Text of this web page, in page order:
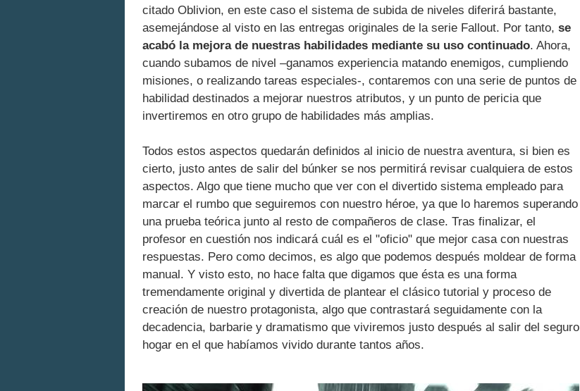
citado Oblivion, en este caso el sistema de subida de niveles diferirá bastante,
asemejándose al visto en las entregas originales de la serie Fallout. Por tanto, se
acabó la mejora de nuestras habilidades mediante su uso continuado. Ahora,
cuando subamos de nivel –ganamos experiencia matando enemigos, cumpliendo
misiones, o realizando tareas especiales-, contaremos con una serie de puntos de
habilidad destinados a mejorar nuestros atributos, y un punto de pericia que
invertiremos en otro grupo de habilidades más amplias.
Todos estos aspectos quedarán definidos al inicio de nuestra aventura, si bien es
cierto, justo antes de salir del búnker se nos permitirá revisar cualquiera de estos
aspectos. Algo que tiene mucho que ver con el divertido sistema empleado para
marcar el rumbo que seguiremos con nuestro héroe, ya que lo haremos superando
una prueba teórica junto al resto de compañeros de clase. Tras finalizar, el
profesor en cuestión nos indicará cuál es el "oficio" que mejor casa con nuestras
respuestas. Pero como decimos, es algo que podemos después moldear de forma
manual. Y visto esto, no hace falta que digamos que ésta es una forma
tremendamente original y divertida de plantear el clásico tutorial y proceso de
creación de nuestro protagonista, algo que contrastará seguidamente con la
decadencia, barbarie y dramatismo que viviremos justo después al salir del seguro
hogar en el que habíamos vivido durante tantos años.